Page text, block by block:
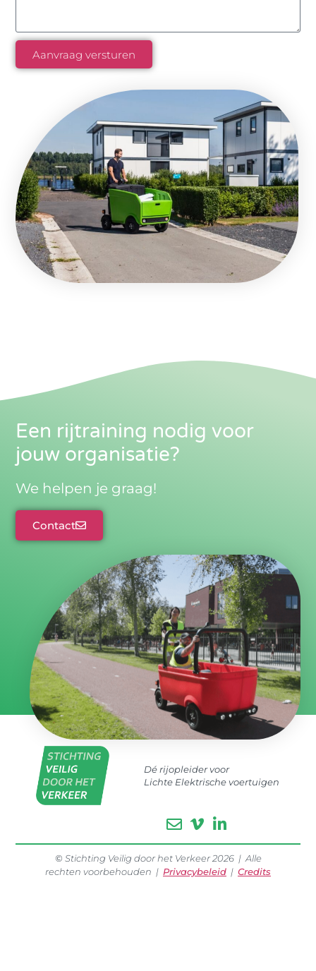
Aanvraag versturen
Een rijtraining nodig voor
jouw organisatie?
We helpen je graag!
Contact
Dé rijopleider voor
Lichte Elektrische voertuigen
© Stichting Veilig door het Verkeer 2026 | Alle
rechten voorbehouden | Privacybeleid | Credits